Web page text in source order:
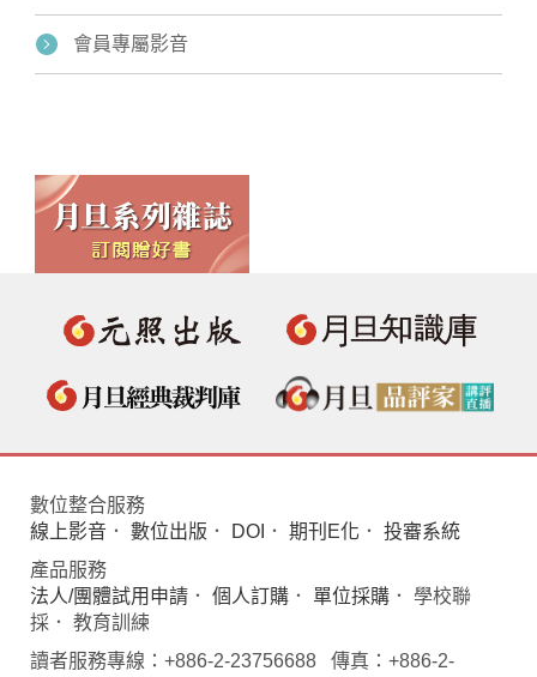
會員專屬影音
數位整合服務
線上影音 ． 數位出版 ． DOI ． 期刊E化 ． 投審系統
產品服務
法人/團體試用申請 ． 個人訂購 ． 單位採購 ． 學校聯
採． 教育訓練
讀者服務專線：+886-2-23756688 傳真：+886-2-